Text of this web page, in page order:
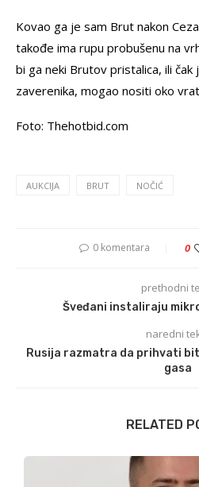
Kovao ga je sam Brut nakon
takođe ima rupu probušenu na
bi ga neki Brutov pristalica, ili čak
zaverenika, mogao nositi oko
Foto: Thehotbid.com
AUKCIJA BRUT NOČIĆ
0 komentara 0
prethodni
Šveđani instaliraju
naredni
Rusija razmatra da prihvati
gasa
RELATED